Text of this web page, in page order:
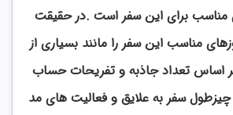
مناسب برای این سفر است .در حقیقت
مناسب این سفر را مانند بسیاری از
اساس تعداد جاذبه و تفریحات حساب
سفر به علایق و فعالیت های مد